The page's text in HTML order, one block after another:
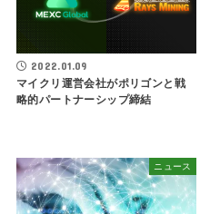
2022.01.09
マイクリ運営会社がポリゴンと戦
略的パートナーシップ締結
ニュース